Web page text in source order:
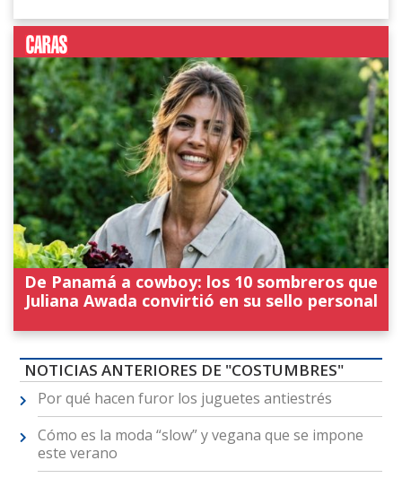
De Panamá a cowboy: los 10 sombreros que
Juliana Awada convirtió en su sello personal
NOTICIAS ANTERIORES DE "COSTUMBRES"
Por qué hacen furor los juguetes antiestrés
Cómo es la moda “slow” y vegana que se impone
este verano